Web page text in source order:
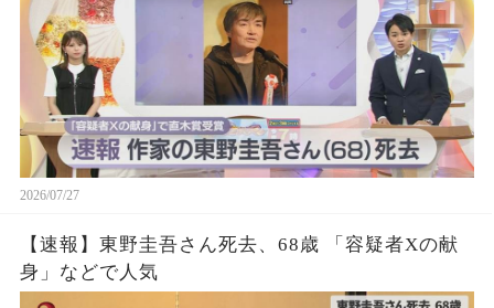
2026/07/27
【速報】東野圭吾さん死去、68歳 「容疑者Xの献
身」などで人気